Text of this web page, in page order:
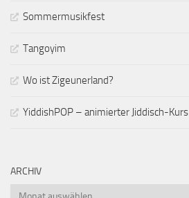
Sommermusikfest
Tangoyim
Wo ist Zigeunerland?
YiddishPOP – animierter Jiddisch-Kurs
ARCHIV
Archiv